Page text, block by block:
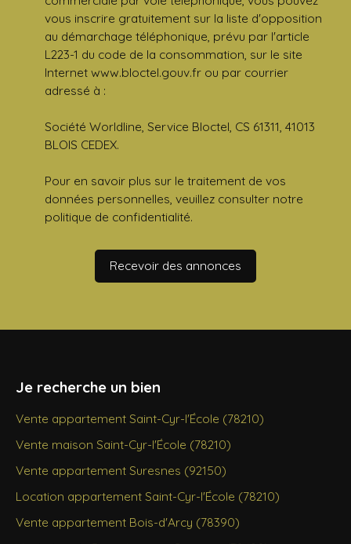
vous inscrire gratuitement sur la liste d'opposition
au démarchage téléphonique, prévu par l'article
L223-1 du code de la consommation, sur le site
Internet www.bloctel.gouv.fr ou par courrier
adressé à :
Société Worldline, Service Bloctel, CS 61311, 41013
BLOIS CEDEX.
Pour en savoir plus sur le traitement de vos
données personnelles, veuillez consulter notre
politique de confidentialité.
Recevoir des annonces
Je recherche un bien
Vente appartement Saint-Cyr-l'École (78210)
Vente maison Saint-Cyr-l'École (78210)
Vente appartement Suresnes (92150)
Location appartement Saint-Cyr-l'École (78210)
Vente appartement Bois-d'Arcy (78390)